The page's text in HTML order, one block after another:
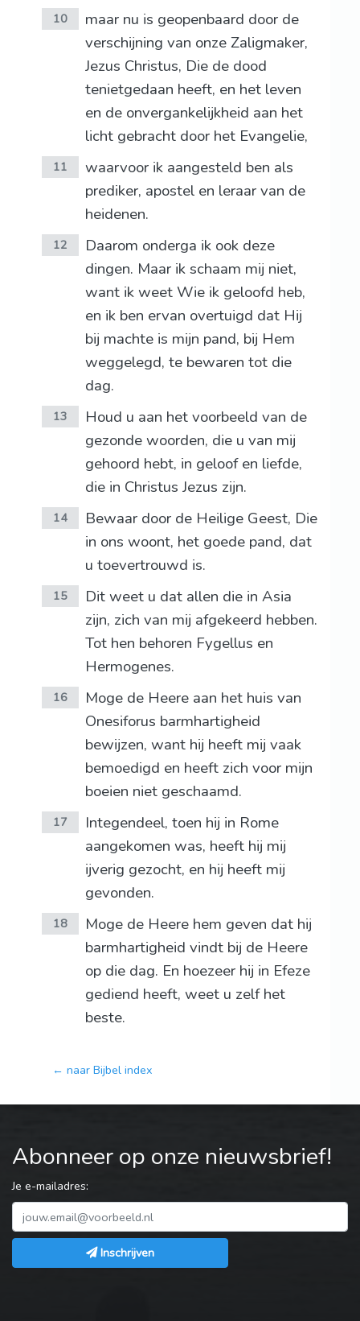
10
maar nu is geopenbaard door de
verschijning van onze Zaligmaker,
Jezus Christus, Die de dood
tenietgedaan heeft, en het leven
en de onvergankelijkheid aan het
licht gebracht door het Evangelie,
11
waarvoor ik aangesteld ben als
prediker, apostel en leraar van de
heidenen.
12
Daarom onderga ik ook deze
dingen. Maar ik schaam mij niet,
want ik weet Wie ik geloofd heb,
en ik ben ervan overtuigd dat Hij
bij machte is mijn pand, bij Hem
weggelegd, te bewaren tot die
dag.
13
Houd u aan het voorbeeld van de
gezonde woorden, die u van mij
gehoord hebt, in geloof en liefde,
die in Christus Jezus zijn.
14
Bewaar door de Heilige Geest, Die
in ons woont, het goede pand, dat
u toevertrouwd is.
15
Dit weet u dat allen die in Asia
zijn, zich van mij afgekeerd hebben.
Tot hen behoren Fygellus en
Hermogenes.
16
Moge de Heere aan het huis van
Onesiforus barmhartigheid
bewijzen, want hij heeft mij vaak
bemoedigd en heeft zich voor mijn
boeien niet geschaamd.
17
Integendeel, toen hij in Rome
aangekomen was, heeft hij mij
ijverig gezocht, en hij heeft mij
gevonden.
18
Moge de Heere hem geven dat hij
barmhartigheid vindt bij de Heere
op die dag. En hoezeer hij in Efeze
gediend heeft, weet u zelf het
beste.
← naar Bijbel index
Abonneer op onze nieuwsbrief!
Je e-mailadres:
Inschrijven